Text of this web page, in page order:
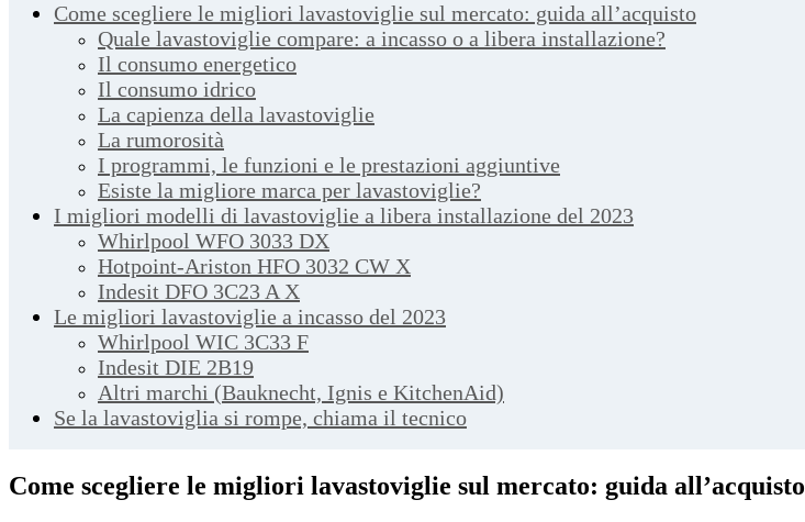
Come scegliere le migliori lavastoviglie sul mercato: guida all’acquisto
Quale lavastoviglie compare: a incasso o a libera installazione?
Il consumo energetico
Il consumo idrico
La capienza della lavastoviglie
La rumorosità
I programmi, le funzioni e le prestazioni aggiuntive
Esiste la migliore marca per lavastoviglie?
I migliori modelli di lavastoviglie a libera installazione del 2023
Whirlpool WFO 3033 DX
Hotpoint-Ariston HFO 3032 CW X
Indesit DFO 3C23 A X
Le migliori lavastoviglie a incasso del 2023
Whirlpool WIC 3C33 F
Indesit DIE 2B19
Altri marchi (Bauknecht, Ignis e KitchenAid)
Se la lavastoviglia si rompe, chiama il tecnico
Come scegliere le migliori lavastoviglie sul mercato: guida all’acquisto